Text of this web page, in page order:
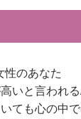
性のあなた
いと言われ
ても心の中